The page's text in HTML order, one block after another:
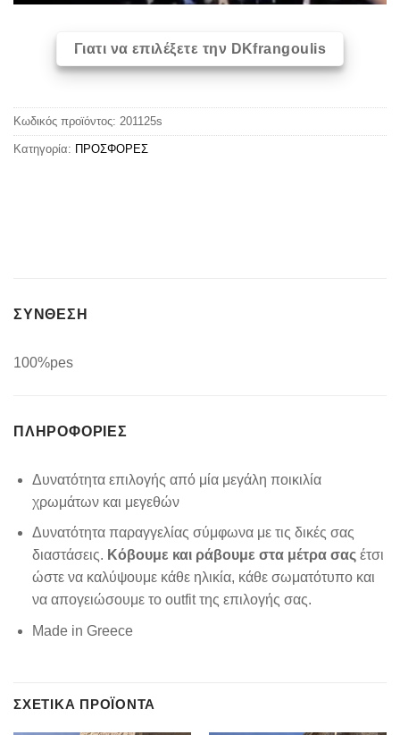
Γιατι να επιλέξετε την DKfrangoulis
Κωδικός προϊόντος: 201125s
Κατηγορία: ΠΡΟΣΦΟΡΕΣ
ΣΥΝΘΕΣΗ
100%pes
ΠΛΗΡΟΦΟΡΊΕΣ
Δυνατότητα επιλογής από μία μεγάλη ποικιλία
χρωμάτων και μεγεθών
Δυνατότητα παραγγελίας σύμφωνα με τις δικές σας
διαστάσεις. Κόβουμε και ράβουμε στα μέτρα σας έτσι
ώστε να καλύψουμε κάθε ηλικία, κάθε σωματότυπο και
να απογειώσουμε το outfit της επιλογής σας.
Made in Greece
ΣΧΕΤΙΚΆ ΠΡΟΪΌΝΤΑ